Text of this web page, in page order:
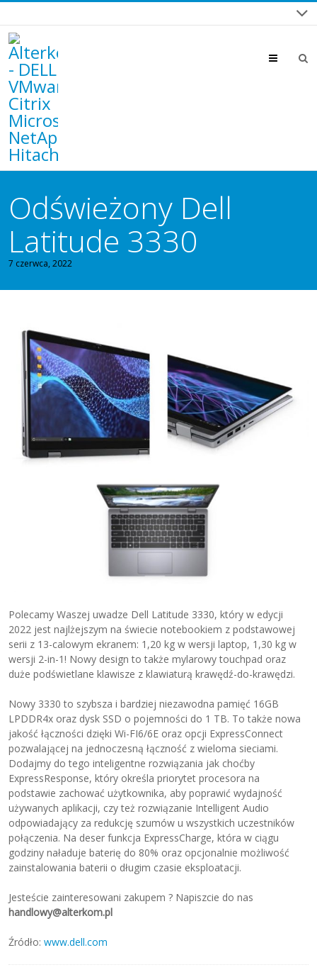
Menu
Odświeżony Dell
Latitude 3330
7 czerwca, 2022
Polecamy Waszej uwadze Dell Latitude 3330, który w edycji
2022 jest najlżejszym na świecie notebookiem z podstawowej
serii z 13-calowym ekranem: 1,20 kg w wersji laptop, 1,30 kg w
wersji 2-in-1! Nowy design to także mylarowy touchpad oraz
duże podświetlane klawisze z klawiaturą krawędź-do-krawędzi.
Nowy 3330 to szybsza i bardziej niezawodna pamięć 16GB
LPDDR4x oraz dysk SSD o pojemności do 1 TB. To także nowa
jakość łączności dzięki Wi-FI6/6E oraz opcji ExpressConnect
pozwalającej na jednoczesną łączność z wieloma sieciami.
Dodajmy do tego inteligentne rozwiązania jak choćby
ExpressResponse, który określa priorytet procesora na
podstawie zachować użytkownika, aby poprawić wydajność
używanych aplikacji, czy też rozwiązanie Intelligent Audio
odpowiadający za redukcję szumów u wszystkich uczestników
połączenia. Na deser funkcja ExpressCharge, która w ciągu
godziny naładuje baterię do 80% oraz opcjonalnie możliwość
zainstalowania baterii o długim czasie eksploatacji.
Jesteście zainteresowani zakupem ? Napiszcie do nas
handlowy@alterkom.pl
Źródło:www.dell.com